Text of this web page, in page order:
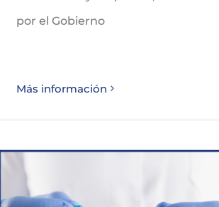
por el Gobierno
Más información